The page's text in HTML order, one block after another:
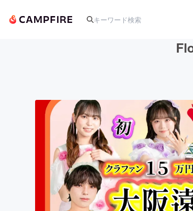
アート・写真
テクノロジー・ガジェット
映像・映画
ビジネス・起業